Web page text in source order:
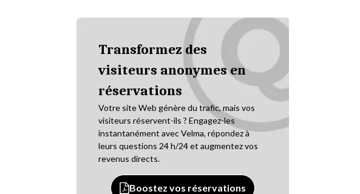
Transformez des
visiteurs anonymes en
réservations
Votre site Web génère du trafic, mais vos
visiteurs réservent-ils ? Engagez-les
instantanément avec Velma, répondez à
leurs questions 24 h/24 et augmentez vos
revenus directs.
Boostez vos réservations